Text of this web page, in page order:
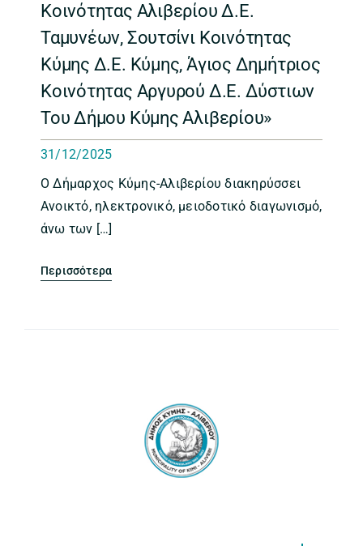
Κοινότητας Αλιβερίου Δ.Ε.
Ταμυνέων, Σουτσίνι Κοινότητας
Κύμης Δ.Ε. Κύμης, Άγιος Δημήτριος
Κοινότητας Αργυρού Δ.Ε. Δύστιων
Του Δήμου Κύμης Αλιβερίου»
31/12/2025
Ο Δήμαρχος Κύμης-Αλιβερίου διακηρύσσει
Ανοικτό, ηλεκτρονικό, μειοδοτικό διαγωνισμό,
άνω των […]
Περισσότερα